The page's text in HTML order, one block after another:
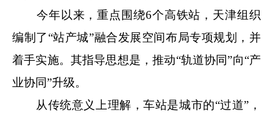
今年以来，重点围绕6个高铁站，天津组织
编制了“站产城”融合发展空间布局专项规划，并
着手实施。其指导思想是，推动“轨道协同”向“产
业协同”升级。
从传统意义上理解，车站是城市的“过道”，